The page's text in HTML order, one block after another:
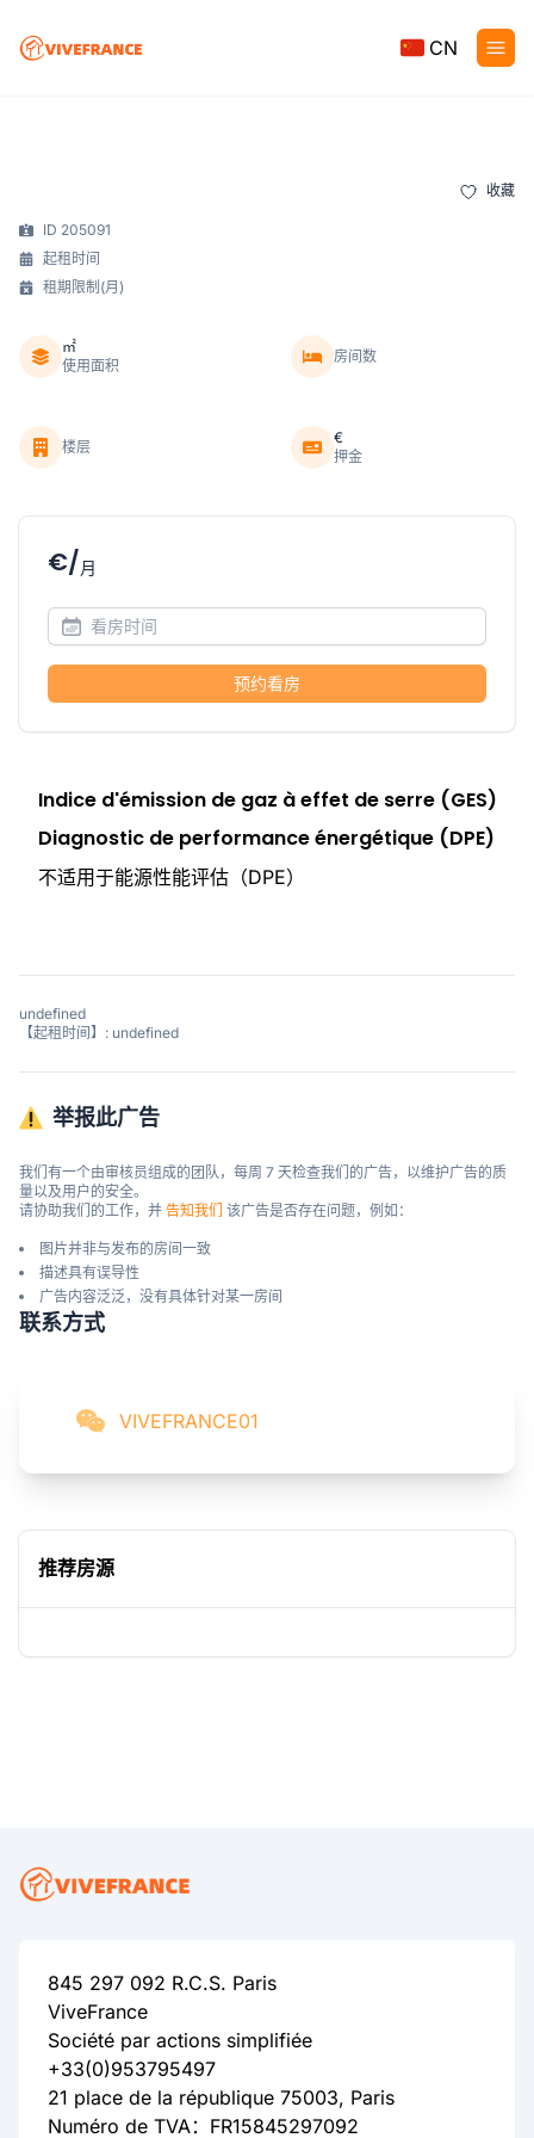
CN
收藏
ID 205091
起租时间
租期限制(月)
㎡
使用面积
房间数
楼层
€
押金
€/月
预约看房
Indice d'émission de gaz à effet de serre (GES)
Diagnostic de performance énergétique (DPE)
不适用于能源性能评估（DPE）
undefined
【起租时间】: undefined
举报此广告
我们有一个由审核员组成的团队，每周 7 天检查我们的广告，以维护广告的质
量以及用户的安全。
请协助我们的工作，并 告知我们 该广告是否存在问题，例如：
图片并非与发布的房间一致
描述具有误导性
广告内容泛泛，没有具体针对某一房间
联系方式
VIVEFRANCE01
推荐房源
845 297 092 R.C.S. Paris
ViveFrance
Société par actions simplifiée
+33(0)953795497
21 place de la république 75003, Paris
Numéro de TVA：FR15845297092